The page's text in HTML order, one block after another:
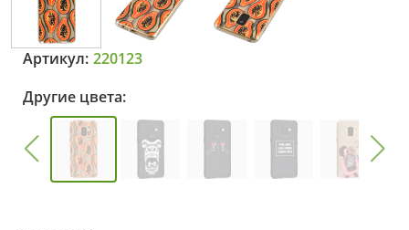
Артикул: 220123
Другие цвета: